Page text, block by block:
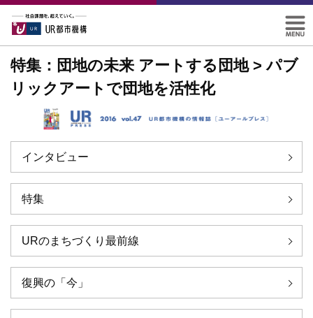
特集：団地の未来 アートする団地 > パブ
リックアートで団地を活性化
インタビュー
特集
URのまちづくり最前線
復興の「今」